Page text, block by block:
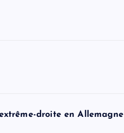
droite en Allemagne